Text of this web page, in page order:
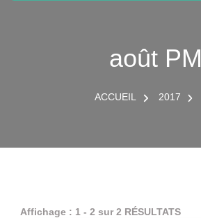
août PM
ACCUEIL 2017
Affichage : 1 - 2 sur 2 RÉSULTATS